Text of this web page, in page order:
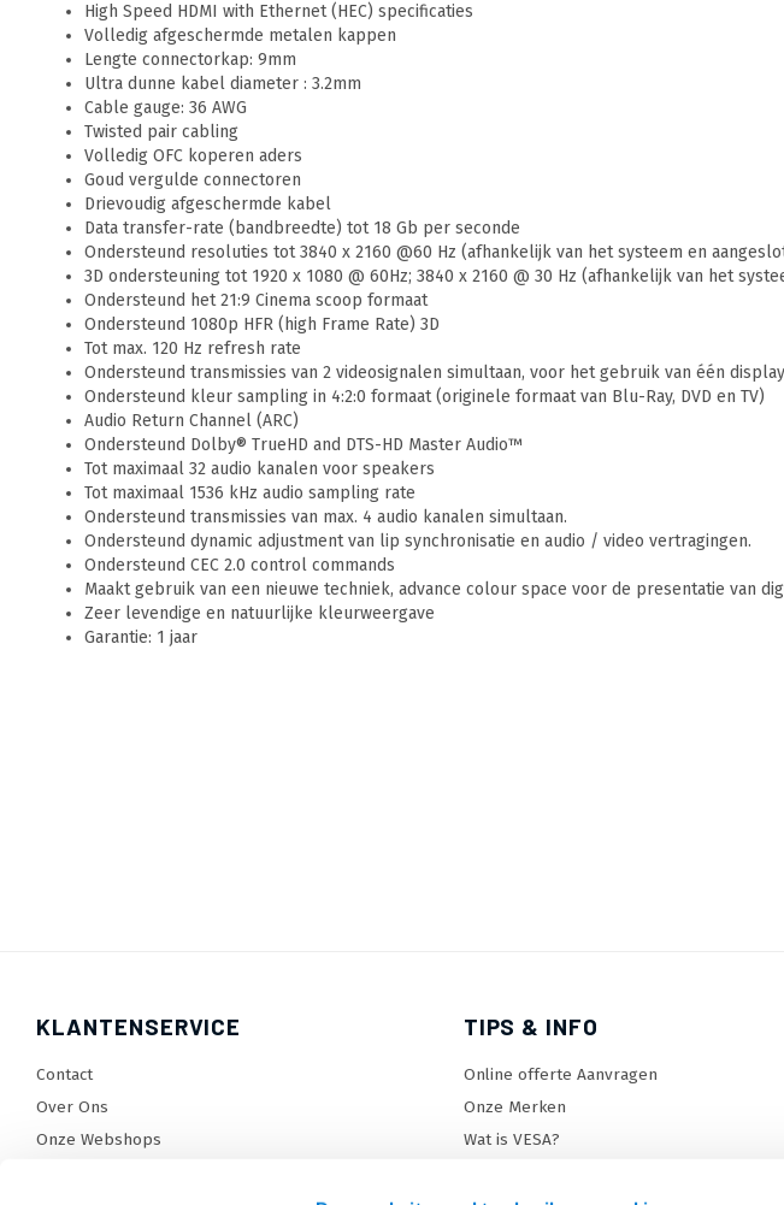
High Speed HDMI with Ethernet (HEC) specificaties
Volledig afgeschermde metalen kappen
Lengte connectorkap: 9mm
Ultra dunne kabel diameter : 3.2mm
Cable gauge: 36 AWG
Twisted pair cabling
Volledig OFC koperen aders
Goud vergulde connectoren
Drievoudig afgeschermde kabel
Data transfer-rate (bandbreedte) tot 18 Gb per seconde
Ondersteund resoluties tot 3840 x 2160 @60 Hz (afhankelijk van het systeem en
3D ondersteuning tot 1920 x 1080 @ 60Hz; 3840 x 2160 @ 30 Hz (afhankelijk van het
Ondersteund het 21:9 Cinema scoop formaat
Ondersteund 1080p HFR (high Frame Rate) 3D
Tot max. 120 Hz refresh rate
Ondersteund transmissies van 2 videosignalen simultaan, voor het gebruik van één
Ondersteund kleur sampling in 4:2:0 formaat (originele formaat van Blu-Ray, DVD en TV)
Audio Return Channel (ARC)
Ondersteund Dolby® TrueHD and DTS-HD Master Audio™
Tot maximaal 32 audio kanalen voor speakers
Tot maximaal 1536 kHz audio sampling rate
Ondersteund transmissies van max. 4 audio kanalen simultaan.
Ondersteund dynamic adjustment van lip synchronisatie en audio / video vertragingen.
Ondersteund CEC 2.0 control commands
Maakt gebruik van een nieuwe techniek, advance colour space voor de presentatie van
Zeer levendige en natuurlijke kleurweergave
Garantie: 1 jaar
KLANTENSERVICE
Contact
Over Ons
Onze Webshops
TIPS & INFO
Online offerte Aanvragen
Onze Merken
Wat is VESA?